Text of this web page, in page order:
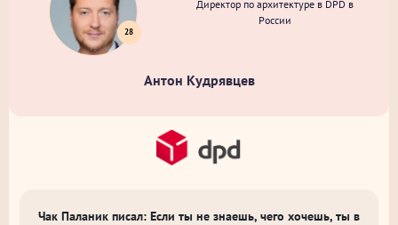
28
Директор по архитектуре в DPD в
России
Антон Кудрявцев
Чак Паланик писал: Если ты не знаешь, чего хочешь, ты в